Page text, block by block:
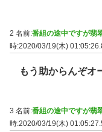
2 名前:番組の途中ですが翡
時:2020/03/19(木)
もう助からんぞオ
3 名前:番組の途中ですが翡
時:2020/03/19(木)